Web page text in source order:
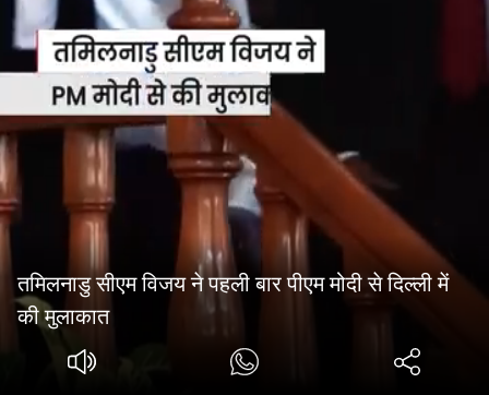
तमिलनाडु सीएम विजय ने पहली बार पीएम मोदी से दिल्ली में
की मुलाकात